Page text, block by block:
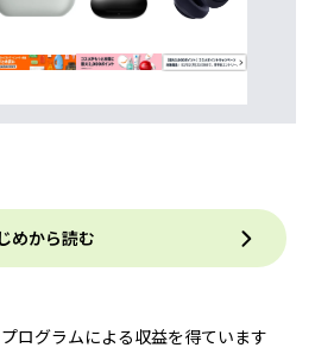
めから読む
ログラムによる収益を得ています